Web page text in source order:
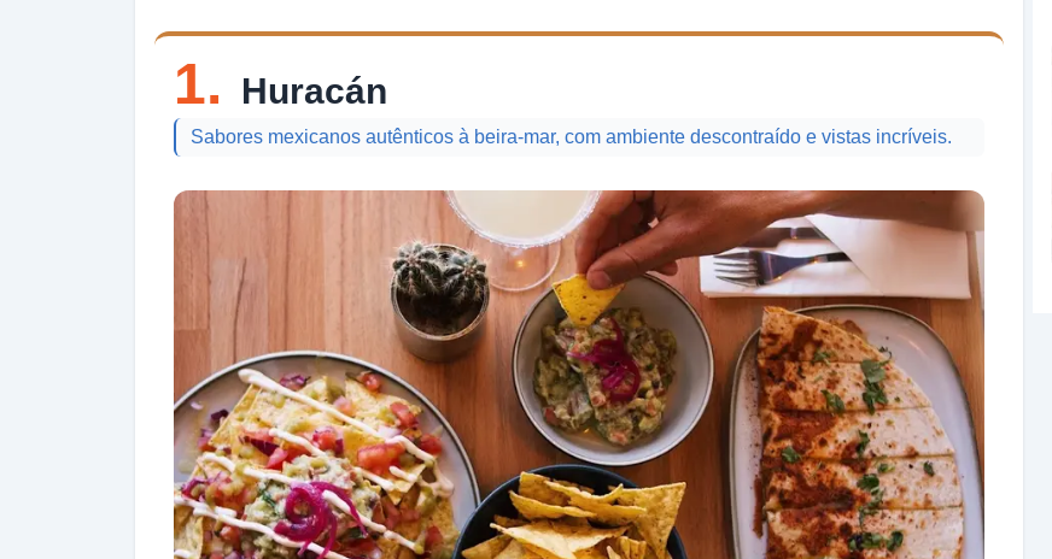
1. Huracán
Sabores mexicanos autênticos à beira-mar, com ambiente descontraído e vistas incríveis.